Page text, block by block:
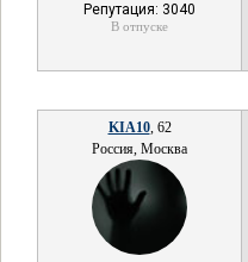
Репутация: 3040
В отпуске
KIA10, 62
Россия, Москва